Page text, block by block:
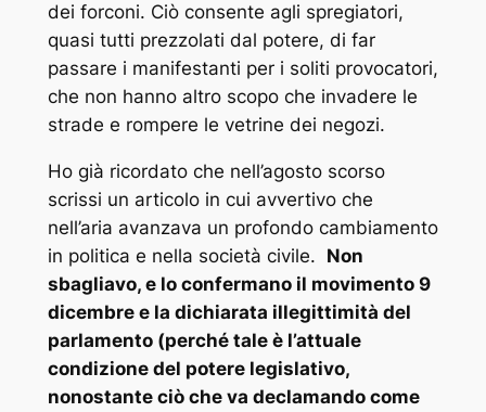
dei forconi. Ciò consente agli spregiatori,
quasi tutti prezzolati dal potere, di far
passare i manifestanti per i soliti provocatori,
che non hanno altro scopo che invadere le
strade e rompere le vetrine dei negozi.
Ho già ricordato che nell’agosto scorso
scrissi un articolo in cui avvertivo che
nell’aria avanzava un profondo cambiamento
in politica e nella società civile. Non
sbagliavo, e lo confermano il movimento 9
dicembre e la dichiarata illegittimità del
parlamento (perché tale è l’attuale
condizione del potere legislativo,
nonostante ciò che va declamando come